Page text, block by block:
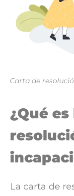
Carta de
¿Qué
La carta de